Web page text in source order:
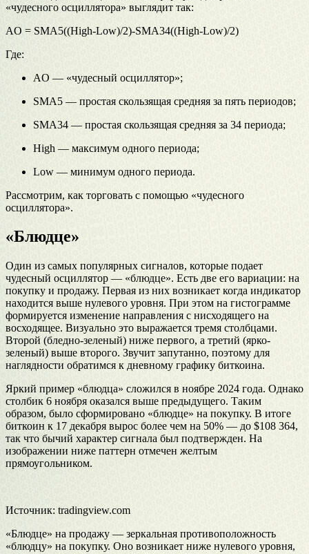
«чудесного осциллятора» выглядит так:
AO = SMA5((High-Low)/2)-SMA34((High-Low)/2)
Где:
AO — «чудесный осциллятор»;
SMA5 — простая скользящая средняя за пять периодов;
SMA34 — простая скользящая средняя за 34 периода;
High — максимум одного периода;
Low — минимум одного периода.
Рассмотрим, как торговать с помощью «чудесного
осциллятора».
«Блюдце»
Один из самых популярных сигналов, которые подает
чудесный осциллятор — «блюдце». Есть две его вариации: на
покупку и продажу. Первая из них возникает когда индикатор
находится выше нулевого уровня. При этом на гистограмме
формируется изменение направления с нисходящего на
восходящее. Визуально это выражается тремя столбцами.
Второй (бледно-зеленый) ниже первого, а третий (ярко-
зеленый) выше второго. Звучит запутанно, поэтому для
наглядности обратимся к дневному графику биткоина.
Яркий пример «блюдца» сложился в ноябре 2024 года. Однако
столбик 6 ноября оказался выше предыдущего. Таким
образом, было сформировано «блюдце» на покупку. В итоге
биткоин к 17 декабря вырос более чем на 50% — до $108 364,
так что бычий характер сигнала был подтвержден. На
изображении ниже паттерн отмечен желтым
прямоугольником.
Источник: tradingview.com
«Блюдце» на продажу — зеркальная противоположность
«блюдцу» на покупку. Оно возникает ниже нулевого уровня,